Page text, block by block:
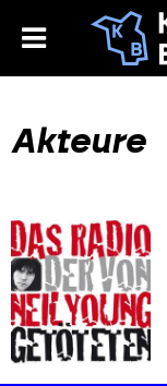
toggle
Akteure